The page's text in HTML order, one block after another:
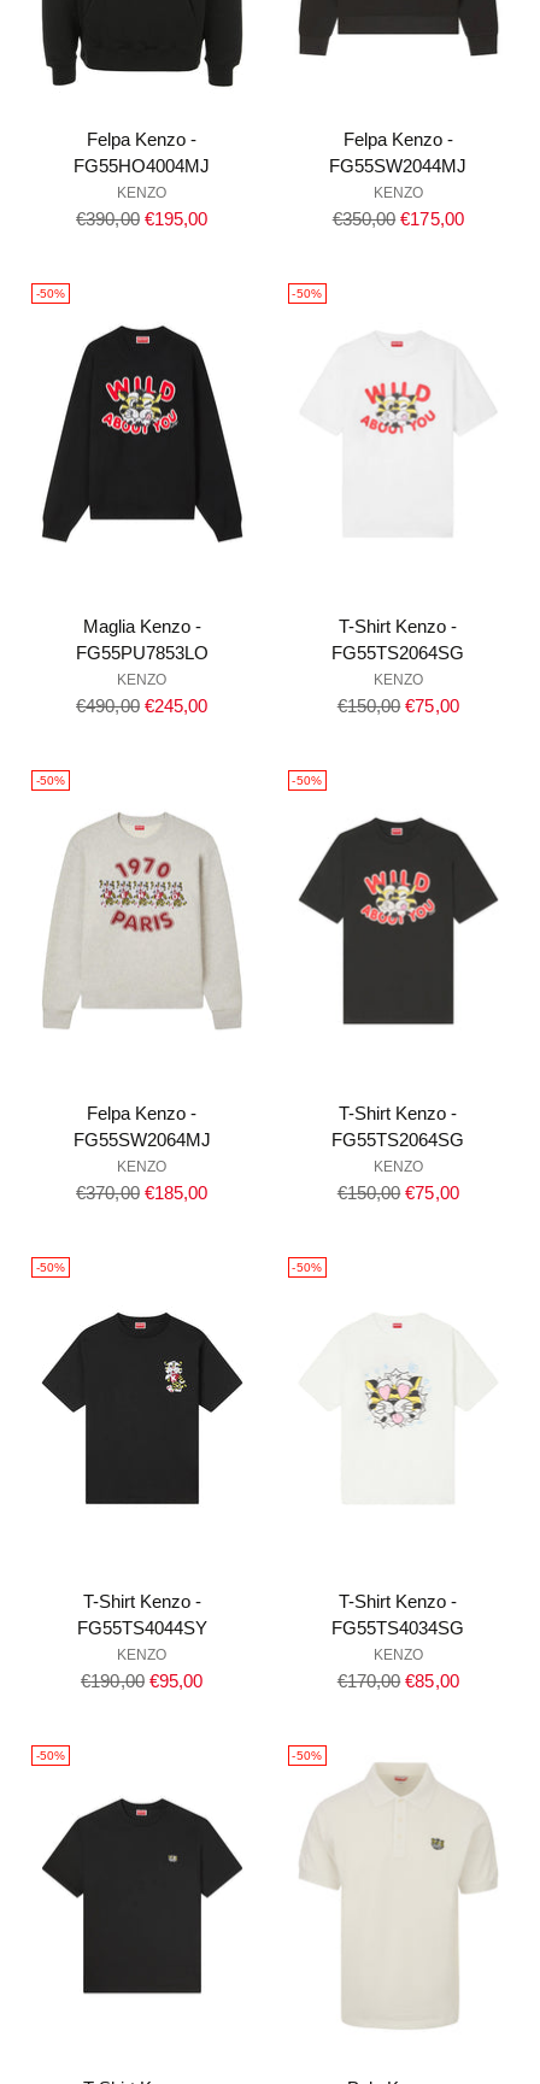
Felpa Kenzo -
FG55HO4004MJ
KENZO
Prezzo
€390,00 €195,00
Felpa Kenzo -
FG55SW2044MJ
KENZO
Prezzo
€350,00 €175,00
-50%
Maglia Kenzo -
FG55PU7853LO
KENZO
Prezzo
€490,00 €245,00
-50%
T-Shirt Kenzo -
FG55TS2064SG
KENZO
Prezzo
€150,00 €75,00
-50%
Felpa Kenzo -
FG55SW2064MJ
KENZO
Prezzo
€370,00 €185,00
-50%
T-Shirt Kenzo -
FG55TS2064SG
KENZO
Prezzo
€150,00 €75,00
-50%
T-Shirt Kenzo -
FG55TS4044SY
KENZO
Prezzo
€190,00 €95,00
-50%
T-Shirt Kenzo -
FG55TS4034SG
KENZO
Prezzo
€170,00 €85,00
-50% -50%